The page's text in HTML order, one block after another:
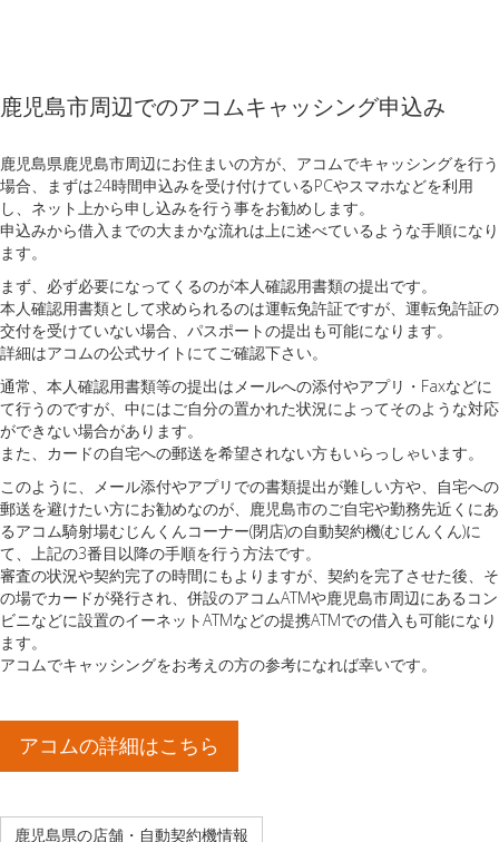
鹿児島市周辺でのアコムキャッシング申込み
鹿児島県鹿児島市周辺にお住まいの方が、アコムでキャッシングを行う
場合、まずは24時間申込みを受け付けているPCやスマホなどを利用
し、ネット上から申し込みを行う事をお勧めします。
申込みから借入までの大まかな流れは上に述べているような手順になり
ます。
まず、必ず必要になってくるのが本人確認用書類の提出です。
本人確認用書類として求められるのは運転免許証ですが、運転免許証の
交付を受けていない場合、パスポートの提出も可能になります。
詳細はアコムの公式サイトにてご確認下さい。
通常、本人確認用書類等の提出はメールへの添付やアプリ・Faxなどに
て行うのですが、中にはご自分の置かれた状況によってそのような対応
ができない場合があります。
また、カードの自宅への郵送を希望されない方もいらっしゃいます。
このように、メール添付やアプリでの書類提出が難しい方や、自宅への
郵送を避けたい方にお勧めなのが、鹿児島市のご自宅や勤務先近くにあ
るアコム騎射場むじんくんコーナー(閉店)の自動契約機(むじんくん)に
て、上記の3番目以降の手順を行う方法です。
審査の状況や契約完了の時間にもよりますが、契約を完了させた後、そ
の場でカードが発行され、併設のアコムATMや鹿児島市周辺にあるコン
ビニなどに設置のイーネットATMなどの提携ATMでの借入も可能になり
ます。
アコムでキャッシングをお考えの方の参考になれば幸いです。
アコムの詳細はこちら
鹿児島県の店舗・自動契約機情報